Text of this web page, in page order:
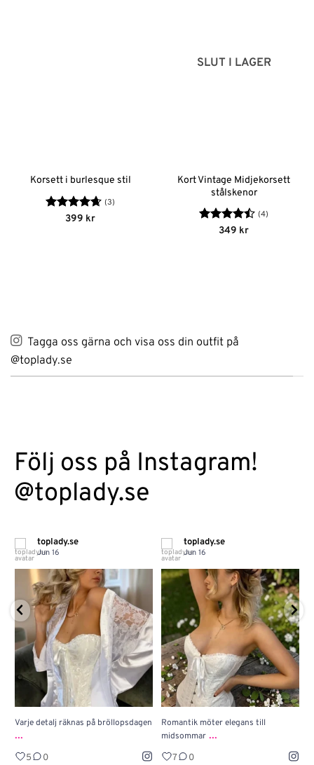
Korsett i burlesque stil
Betygsatt
(3)
399 kr
SLUT I LAGER
Kort Vintage Midjekorsett
stålskenor
Betygsatt
(4)
349 kr
Tagga oss gärna och visa oss din outfit på
@toplady.se
Följ oss på Instagram!
@toplady.se
toplady.se
Jun 16
Varje detalj räknas på bröllopsdagen
...
5 0
toplady.se
Jun 16
Romantik möter elegans till
midsommar ...
7 0